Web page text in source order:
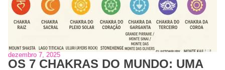
dezembro 7, 2025
OS 7 CHAKRAS DO MUNDO: UMA